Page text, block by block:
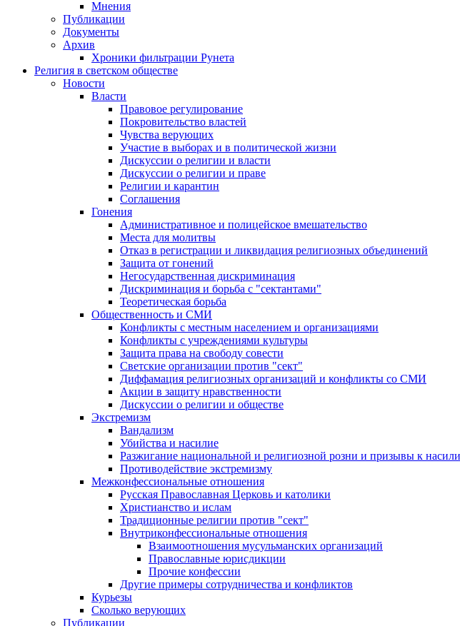
Мнения
Публикации
Документы
Архив
Хроники фильтрации Рунета
Религия в светском обществе
Новости
Власти
Правовое регулирование
Покровительство властей
Чувства верующих
Участие в выборах и в политической жизни
Дискуссии о религии и власти
Дискуссии о религии и праве
Религии и карантин
Соглашения
Гонения
Административное и полицейское вмешательство
Места для молитвы
Отказ в регистрации и ликвидация религиозных объединений
Защита от гонений
Негосударственная дискриминация
Дискриминация и борьба с "сектантами"
Теоретическая борьба
Общественность и СМИ
Конфликты с местным населением и организациями
Конфликты с учреждениями культуры
Защита права на свободу совести
Светские организации против "сект"
Диффамация религиозных организаций и конфликты со СМИ
Акции в защиту нравственности
Дискуссии о религии и обществе
Экстремизм
Вандализм
Убийства и насилие
Разжигание национальной и религиозной розни и призывы к
Противодействие экстремизму
Межконфессиональные отношения
Русская Православная Церковь и католики
Христианство и ислам
Традиционные религии против "сект"
Внутриконфессиональные отношения
Взаимоотношения мусульманских организаций
Православные юрисдикции
Прочие конфессии
Другие примеры сотрудничества и конфликтов
Курьезы
Сколько верующих
Публикации